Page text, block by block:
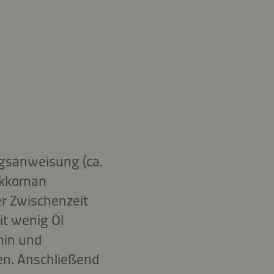
(ca.
Zwischenzeit
wenig Öl
und
Anschließend